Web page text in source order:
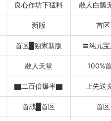
良心作坊下猛料 散人白瓢
新版 首区
首区█独家新版 〓纯元
散人天堂 100%
▇二百倍爆率▇ 上先送
首战█首区 首区